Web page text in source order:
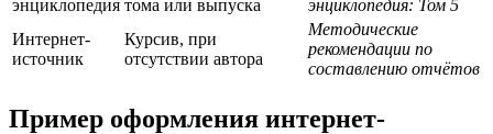
энциклопедия тома или выпуска
энциклопедия: Том 5
Интернет-
источник
Курсив, при
отсутствии автора
Методические
рекомендации по
составлению отчётов
Пример оформления интернет-